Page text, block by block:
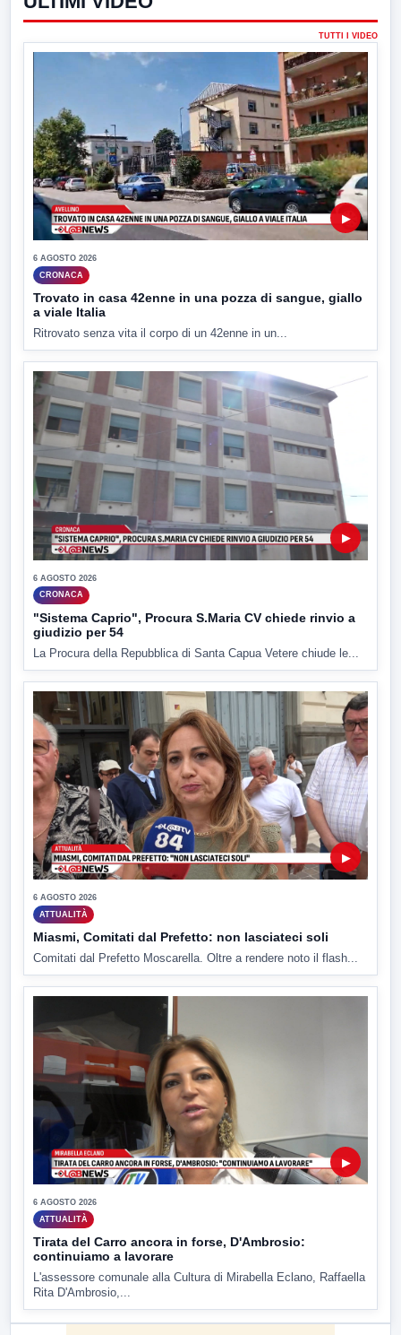
TUTTI I VIDEO
▶
6 AGOSTO 2026
CRONACA
Trovato in casa 42enne in una pozza di sangue, giallo
a viale Italia
Ritrovato senza vita il corpo di un 42enne in un...
▶
6 AGOSTO 2026
CRONACA
"Sistema Caprio", Procura S.Maria CV chiede rinvio a
giudizio per 54
La Procura della Repubblica di Santa Capua Vetere chiude le...
▶
6 AGOSTO 2026
ATTUALITÀ
Miasmi, Comitati dal Prefetto: non lasciateci soli
Comitati dal Prefetto Moscarella. Oltre a rendere noto il flash...
▶
6 AGOSTO 2026
ATTUALITÀ
Tirata del Carro ancora in forse, D'Ambrosio:
continuiamo a lavorare
L'assessore comunale alla Cultura di Mirabella Eclano, Raffaella
Rita D'Ambrosio,...